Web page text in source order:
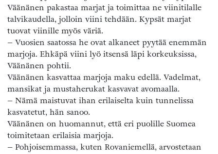
Väänänen pakastaa marjat ja toimittaa ne viinitilalle
talvikaudella, jolloin viini tehdään. Kypsät marjat
tuovat viinille myös väriä.
– Vuosien saatossa he ovat alkaneet pyytää enemmän
marjoja. Ehkäpä viini lyö itsensä läpi korkeuksissa,
Väänänen pohtii.
Väänänen kasvattaa marjoja maku edellä. Vadelmat,
mansikat ja mustaherukat kasvavat avomaalla.
– Nämä maistuvat ihan erilaiselta kuin tunnelissa
kasvatetut, hän sanoo.
Väänänen on huomannut, että eri puolille Suomea
toimitetaan erilaisia marjoja.
– Pohjoisemmassa, kuten Rovaniemellä, arvostetaan